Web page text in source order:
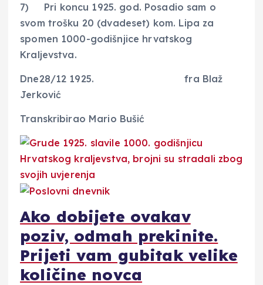
7) Pri koncu 1925. god. Posadio sam o
svom trošku 20 (dvadeset) kom. Lipa za
spomen 1000-godišnjice hrvatskog
Kraljevstva.
Dne28/12 1925. fra Blaž
Jerković
Transkribirao Mario Bušić
Ako dobijete ovakav
poziv, odmah prekinite.
Prijeti vam gubitak velike
količine novca